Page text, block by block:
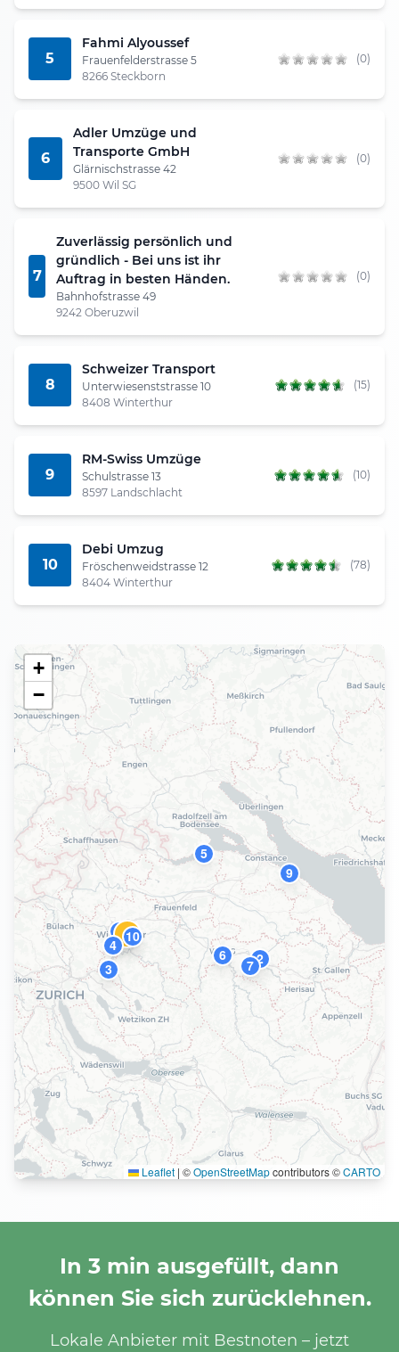
5
Fahmi Alyoussef
Frauenfelderstrasse 5
8266 Steckborn
(0)
6
Adler Umzüge und
Transporte GmbH
Glärnischstrasse 42
9500 Wil SG
(0)
7
Zuverlässig persönlich und
gründlich - Bei uns ist ihr
Auftrag in besten Händen.
Bahnhofstrasse 49
9242 Oberuzwil
(0)
8
Schweizer Transport
Unterwiesenststrasse 10
8408 Winterthur
(15)
9
RM-Swiss Umzüge
Schulstrasse 13
8597 Landschlacht
(10)
10
Debi Umzug
Fröschenweidstrasse 12
8404 Winterthur
(78)
1
2
3
4
5
6
7
8
9
10
+
−
Leaflet | ©OpenStreetMapcontributors ©CARTO
In 3 min ausgefüllt, dann
können Sie sich zurücklehnen.
Lokale Anbieter mit Bestnoten – jetzt